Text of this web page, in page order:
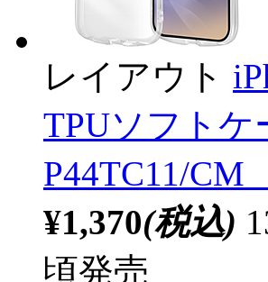
レイアウト
TPUソフトケ
P44TC11/CM
¥1,370(税込)
頃発売